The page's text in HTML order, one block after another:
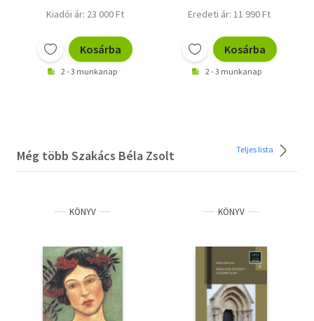
Kiadói ár: 23 000 Ft
Kosárba
2 - 3 munkanap
Eredeti ár: 11 990 Ft
Kosárba
2 - 3 munkanap
Még több Szakács Béla Zsolt Teljes lista
KÖNYV KÖNYV